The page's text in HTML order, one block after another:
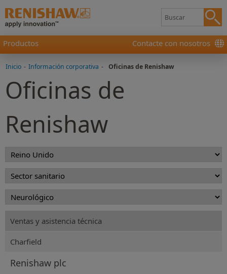
Productos Contacte con nosotros
Inicio - Información corporativa - Oficinas de Renishaw
Oficinas de
Renishaw
Ventas y asistencia técnica
Charfield
Renishaw plc